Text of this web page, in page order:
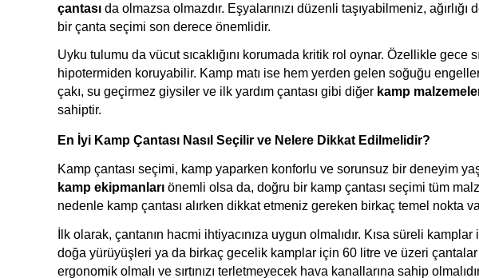
çantası da olmazsa olmazdır. Eşyalarınızı düzenli taşıyabilmeniz,
bir çanta seçimi son derece önemlidir.
Uyku tulumu da vücut sıcaklığını korumada kritik rol oynar. Özellikle gece
hipotermiden koruyabilir. Kamp matı ise hem yerden gelen soğuğu
çakı, su geçirmez giysiler ve ilk yardım çantası gibi diğer kamp
sahiptir.
En İyi Kamp Çantası Nasıl Seçilir ve Nelere Dikkat Edilmelidir?
kamp ekipmanları önemli olsa da, doğru bir kamp çantası seçimi tüm
nedenle kamp çantası alırken dikkat etmeniz gereken birkaç temel nokta
İlk olarak, çantanın hacmi ihtiyacınıza uygun olmalıdır. Kısa süreli
doğa yürüyüşleri ya da birkaç gecelik kamplar için 60 litre ve üzeri çantalar
ergonomik olmalı ve sırtınızı terletmeyecek hava kanallarına sahip